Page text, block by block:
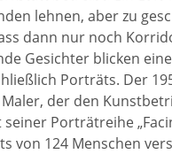
lehnen, aber zu
dann nur noch
Gesichter blicken
Porträts. Der
Maler, der den
Porträtreihe
von 124 Menschen